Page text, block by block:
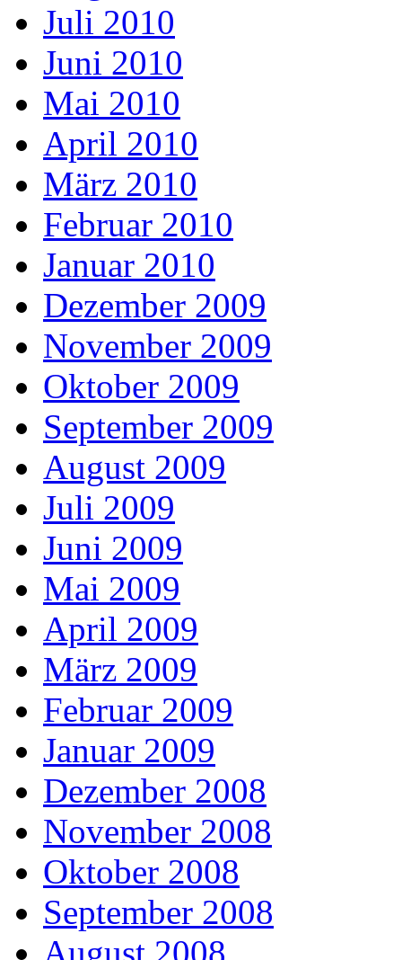
Juli 2010
Juni 2010
Mai 2010
April 2010
März 2010
Februar 2010
Januar 2010
Dezember 2009
November 2009
Oktober 2009
September 2009
August 2009
Juli 2009
Juni 2009
Mai 2009
April 2009
März 2009
Februar 2009
Januar 2009
Dezember 2008
November 2008
Oktober 2008
September 2008